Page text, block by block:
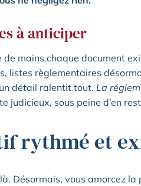
à anticiper
mains chaque document
listes règlementaires
détail ralentit tout. La
judicieux, sous peine d’en
rythmé et
Désormais, vous amorcez